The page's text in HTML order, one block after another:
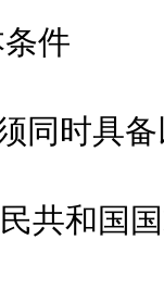
件
时具备
共和国